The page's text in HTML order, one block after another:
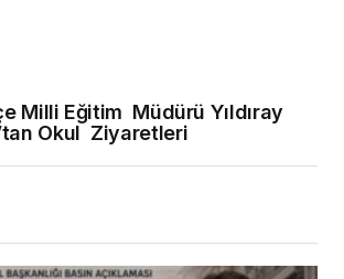
Milli Eğitim Müdürü Yıldıray
Okul Ziyaretleri